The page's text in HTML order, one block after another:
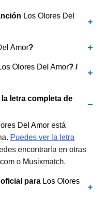
Los Olores Del
Amor?
Olores Del Amor? /
letra completa de
Del Amor está
Puedes ver la letra
encontrarla en otras
o Musixmatch.
para Los Olores